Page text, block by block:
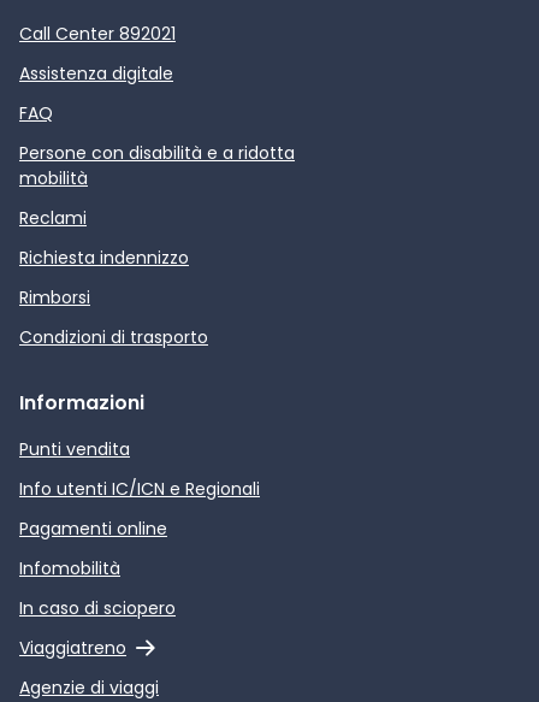
Call Center 892021
Assistenza digitale
FAQ
Persone con disabilità e a ridotta
mobilità
Reclami
Richiesta indennizzo
Rimborsi
Condizioni di trasporto
Informazioni
Punti vendita
Info utenti IC/ICN e Regionali
Pagamenti online
Infomobilità
In caso di sciopero
Viaggiatreno
Link esterno
Agenzie di viaggi